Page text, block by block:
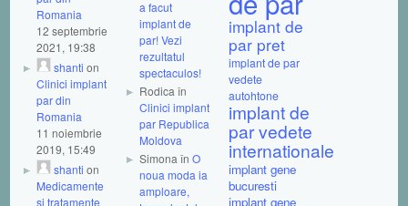
Romania
12 septembrie
2021, 19:38
shanti on
Clinici implant
par din
Romania
11 noiembrie
2019, 15:49
shanti on
Medicamente
si tratamente
a facut
implant de
par! Vezi
rezultatul
spectaculos!
Rodica în
Clinici implant
par Republica
Moldova
Simona înO
noua moda ia
amploare,
implant de
par pret
implant de par
vedete
autohtone
implant de
par vedete
internationale
implant gene
bucuresti
implant gene